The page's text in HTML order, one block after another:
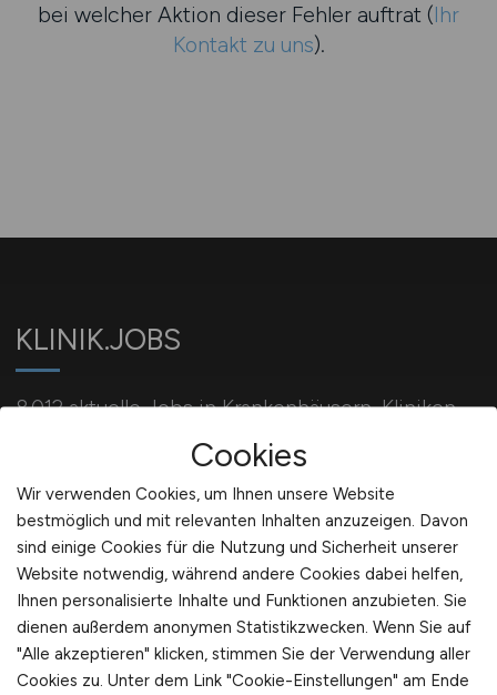
bei welcher Aktion dieser Fehler auftrat (Ihr
Kontakt zu uns).
KLINIK.JOBS
8.012 aktuelle Jobs in Krankenhäusern, Kliniken,
Gesundheitszentren und Universitätskliniken.
Für Arbeitgeber
Stellenanzeigen schalten
Mediadaten & Konditionen
Arbeitgeber Seite
Cookies
Wir verwenden Cookies, um Ihnen unsere Website
bestmöglich und mit relevanten Inhalten anzuzeigen. Davon
sind einige Cookies für die Nutzung und Sicherheit unserer
Website notwendig, während andere Cookies dabei helfen,
Ihnen personalisierte Inhalte und Funktionen anzubieten. Sie
dienen außerdem anonymen Statistikzwecken. Wenn Sie auf
"Alle akzeptieren" klicken, stimmen Sie der Verwendung aller
Cookies zu. Unter dem Link "Cookie-Einstellungen" am Ende